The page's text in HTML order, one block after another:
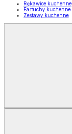
Rękawice kuchenne
Fartuchy kuchenne
Zestawy kuchenne